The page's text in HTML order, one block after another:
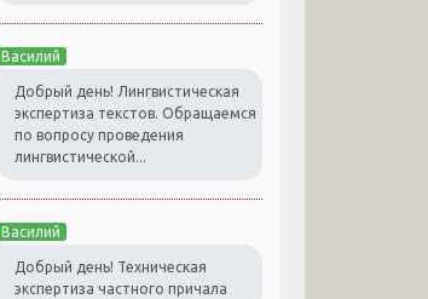
Василий
Добрый день! Лингвистическая
экспертиза текстов. Обращаемся
по вопросу проведения
лингвистической...
Василий
Добрый день! Техническая
экспертиза частного причала